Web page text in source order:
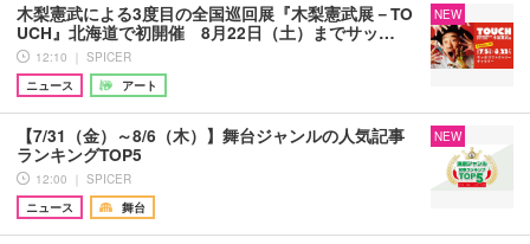
木梨憲武による3度目の全国巡回展『木梨憲武展－TO
UCH』北海道で初開催 8月22日（土）までサッ…
12:10 ｜ SPICER
ニュース
アート
NEW
【7/31（金）～8/6（木）】舞台ジャンルの人気記事
ランキングTOP5
12:00 ｜ SPICER
ニュース
舞台
NEW